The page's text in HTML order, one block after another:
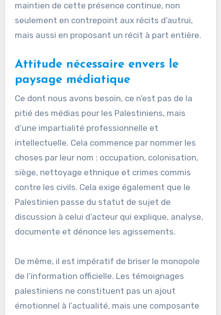
maintien de cette présence continue, non
seulement en contrepoint aux récits d’autrui,
mais aussi en proposant un récit à part entière.
Attitude nécessaire envers le
paysage médiatique
Ce dont nous avons besoin, ce n’est pas de la
pitié des médias pour les Palestiniens, mais
d’une impartialité professionnelle et
intellectuelle. Cela commence par nommer les
choses par leur nom : occupation, colonisation,
siège, nettoyage ethnique et crimes commis
contre les civils. Cela exige également que le
Palestinien passe du statut de sujet de
discussion à celui d’acteur qui explique, analyse,
documente et dénonce les agissements.
De même, il est impératif de briser le monopole
de l’information officielle. Les témoignages
palestiniens ne constituent pas un ajout
émotionnel à l’actualité, mais une composante